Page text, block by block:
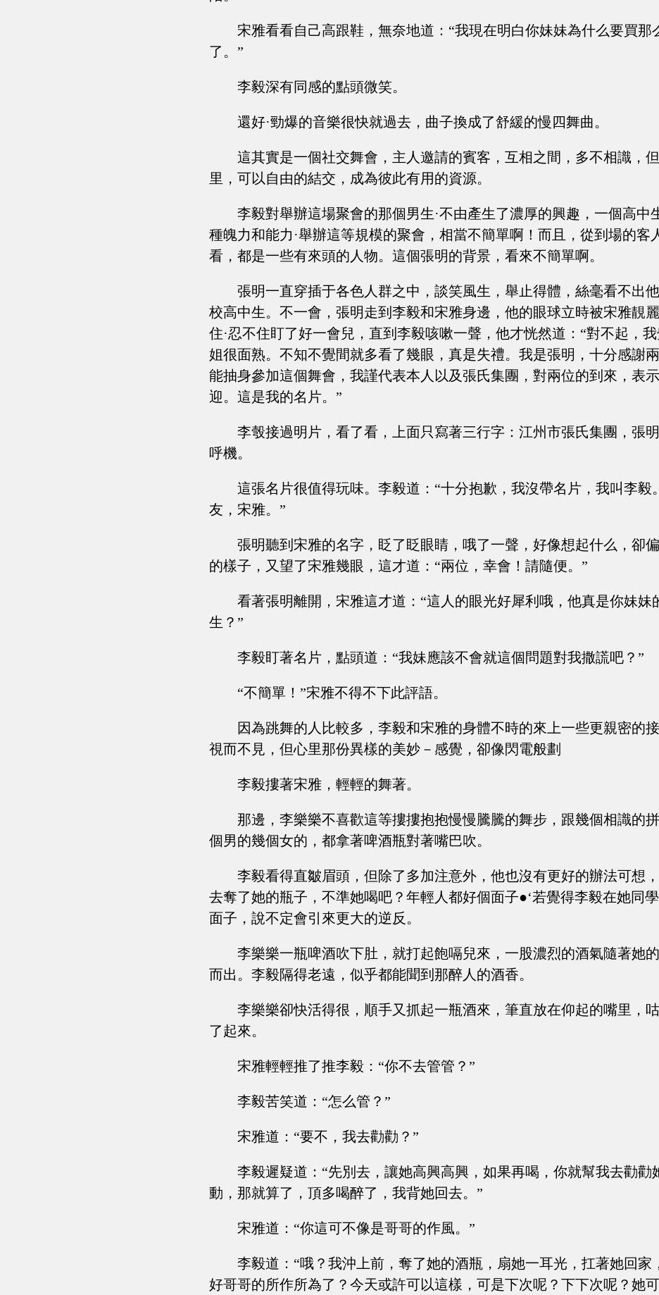
宋雅看看自己高跟鞋，無奈地道：“我現在明白你妹妹為什么要買那
了。”
李毅深有同感的點頭微笑。
還好·勁爆的音樂很快就過去，曲子換成了舒緩的慢四舞曲。
這其實是一個社交舞會，主人邀請的賓客，互相之間，多不相識，
里，可以自由的結交，成為彼此有用的資源。
李毅對舉辦這場聚會的那個男生·不由產生了濃厚的興趣，一個高中
種魄力和能力·舉辦這等規模的聚會，相當不簡單啊！而且，從到場的客
看，都是一些有來頭的人物。這個張明的背景，看來不簡單啊。
張明一直穿插于各色人群之中，談笑風生，舉止得體，絲毫看不出
校高中生。不一會，張明走到李毅和宋雅身邊，他的眼球立時被宋雅靚麗
住·忍不住盯了好一會兒，直到李毅咳嗽一聲，他才恍然道：“對不起，
姐很面熟。不知不覺間就多看了幾眼，真是失禮。我是張明，十分感謝
能抽身參加這個舞會，我謹代表本人以及張氏集團，對兩位的到來，表
迎。這是我的名片。”
李彀接過明片，看了看，上面只寫著三行字：江州市張氏集團，張
呼機。
這張名片很值得玩味。李毅道：“十分抱歉，我沒帶名片，我叫李毅
友，宋雅。”
張明聽到宋雅的名字，眨了眨眼睛，哦了一聲，好像想起什么，卻
的樣子，又望了宋雅幾眼，這才道：“兩位，幸會！請隨便。”
看著張明離開，宋雅這才道：“這人的眼光好犀利哦，他真是你妹妹
生？”
李毅盯著名片，點頭道：“我妹應該不會就這個問題對我撒謊吧？”
“不簡單！”宋雅不得不下此評語。
因為跳舞的人比較多，李毅和宋雅的身體不時的來上一些更親密的
視而不見，但心里那份異樣的美妙－感覺，卻像閃電般劃
李毅摟著宋雅，輕輕的舞著。
那邊，李樂樂不喜歡這等摟摟抱抱慢慢騰騰的舞步，跟幾個相識的
個男的幾個女的，都拿著啤酒瓶對著嘴巴吹。
李毅看得直皺眉頭，但除了多加注意外，他也沒有更好的辦法可想
去奪了她的瓶子，不準她喝吧？年輕人都好個面子●‘若覺得李毅在她同
面子，說不定會引來更大的逆反。
李樂樂一瓶啤酒吹下肚，就打起飽嗝兒來，一股濃烈的酒氣隨著她
而出。李毅隔得老遠，似乎都能聞到那醉人的酒香。
李樂樂卻快活得很，順手又抓起一瓶酒來，筆直放在仰起的嘴里，
了起來。
宋雅輕輕推了推李毅：“你不去管管？”
李毅苦笑道：“怎么管？”
宋雅道：“要不，我去勸勸？”
李毅遲疑道：“先別去，讓她高興高興，如果再喝，你就幫我去勸勸
動，那就算了，頂多喝醉了，我背她回去。”
宋雅道：“你這可不像是哥哥的作風。”
李毅道：“哦？我沖上前，奪了她的酒瓶，扇她一耳光，扛著她回家
好哥哥的所作所為了？今天或許可以這樣，可是下次呢？下下次呢？她